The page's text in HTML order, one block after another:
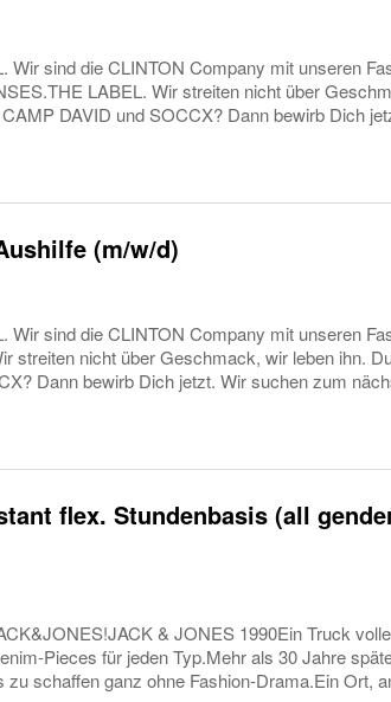
sind die CLINTON Company mit unseren
LABEL. Wir streiten nicht über
DAVID und SOCCX? Dann bewirb Dich
(m/w/d)
sind die CLINTON Company mit unseren
streiten nicht über Geschmack, wir leben ihn.
Dann bewirb Dich jetzt. Wir suchen zum
flex. Stundenbasis (all
& JONES 1990Ein Truck
Pieces für jeden Typ.Mehr als 30 Jahre
schaffen ganz ohne Fashion-Drama.Ein Ort,